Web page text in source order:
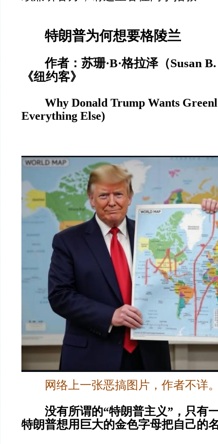
特朗普为何想要格陵兰
作者：苏珊·B·格拉泽（Susan
《纽约客》
Why Donald Trump Wants
Everything Else)
网络上一张恶搞图片，作者不详
没有所谓的“特朗普主义”，只有
特朗普想用巨大的金色字母把自己的